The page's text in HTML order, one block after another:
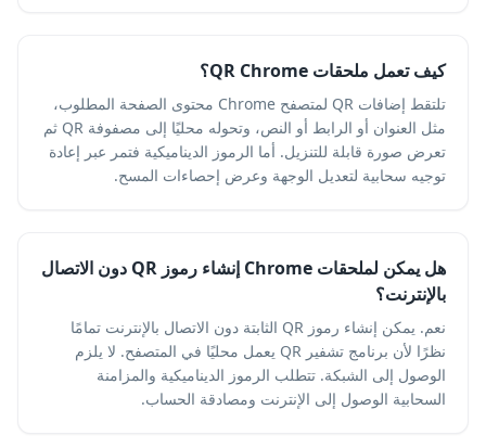
كيف تعمل ملحقات QR Chrome؟
تلتقط إضافات QR لمتصفح Chrome محتوى الصفحة المطلوب،
مثل العنوان أو الرابط أو النص، وتحوله محليًا إلى مصفوفة QR ثم
تعرض صورة قابلة للتنزيل. أما الرموز الديناميكية فتمر عبر إعادة
توجيه سحابية لتعديل الوجهة وعرض إحصاءات المسح.
هل يمكن لملحقات Chrome إنشاء رموز QR دون الاتصال
بالإنترنت؟
نعم. يمكن إنشاء رموز QR الثابتة دون الاتصال بالإنترنت تمامًا
نظرًا لأن برنامج تشفير QR يعمل محليًا في المتصفح. لا يلزم
الوصول إلى الشبكة. تتطلب الرموز الديناميكية والمزامنة
السحابية الوصول إلى الإنترنت ومصادقة الحساب.